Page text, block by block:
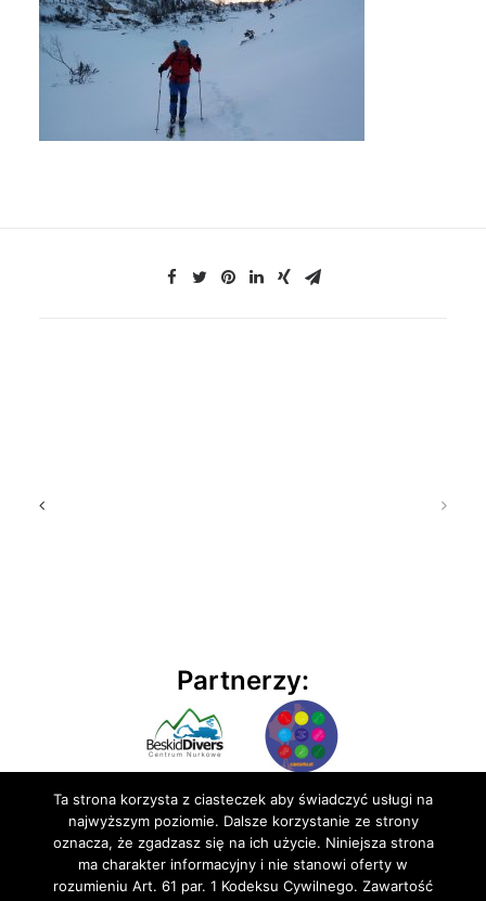
Partnerzy:
© 2020 BluEmu sp. z o.o. Wszelkie prawa zastrzeżone
Ta strona korzysta z ciasteczek aby świadczyć usługi na
najwyższym poziomie. Dalsze korzystanie ze strony
oznacza, że zgadzasz się na ich użycie. Niniejsza strona
ma charakter informacyjny i nie stanowi oferty w
rozumieniu Art. 61 par. 1 Kodeksu Cywilnego. Zawartość